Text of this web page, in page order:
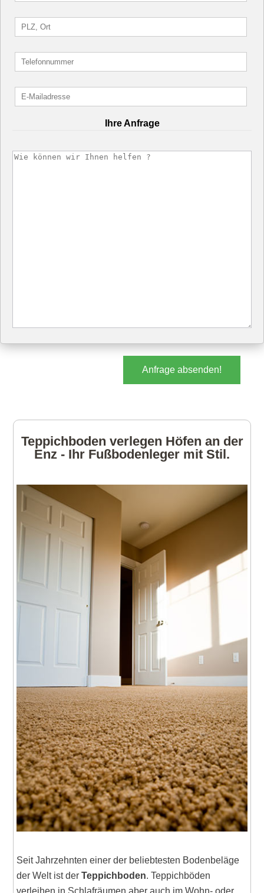
Ihre Anfrage
Anfrage absenden!
Teppichboden verlegen Höfen an der
Enz - Ihr Fußbodenleger mit Stil.
Seit Jahrzehnten einer der beliebtesten Bodenbeläge
der Welt ist derTeppichboden. Teppichböden
verleihen in Schlafräumen aber auch im Wohn- oder